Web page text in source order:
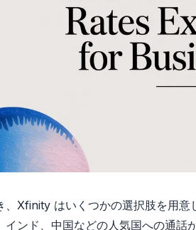
、Xfinity はいくつかの選択肢を用
インド、中国などの人気国への通話